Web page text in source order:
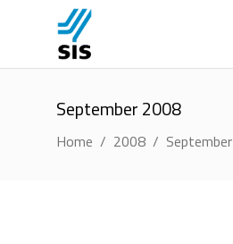
September 2008
Home / 2008/ September